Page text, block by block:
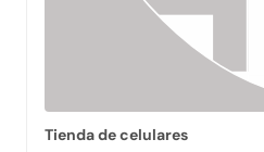
Tienda de celulares